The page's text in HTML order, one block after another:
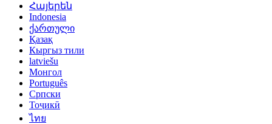
Հայերեն
Indonesia
ქართული
Қазақ
Кыргыз тили
latviešu
Монгол
Português
Српски
Тоҷикӣ
ไทย